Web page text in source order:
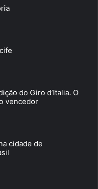
do Giro d’Italia. O
vencedor
cidade de